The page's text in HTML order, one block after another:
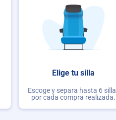
Elige tu silla
Escoge y separa hasta 6
por cada compra realizada.